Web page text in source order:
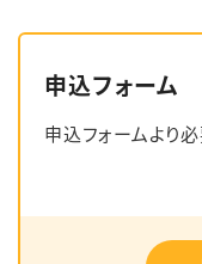
申込フォーム
申込フォームより